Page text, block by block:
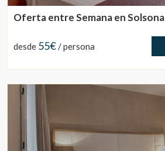
Oferta entre Semana en Solsona
desde 55€/ persona